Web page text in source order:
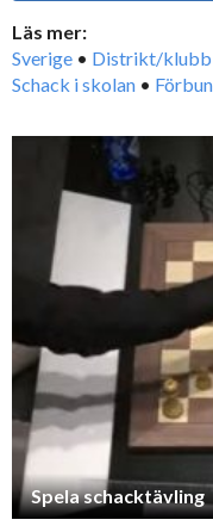
Läs mer:
Sverige • Distrikt/klubb
Schack i skolan •
Spela schacktävling